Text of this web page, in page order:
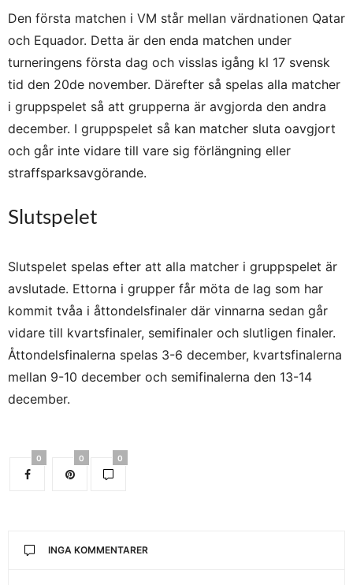
Den första matchen i VM står mellan värdnationen Qatar
och Equador. Detta är den enda matchen under
turneringens första dag och visslas igång kl 17 svensk
tid den 20de november. Därefter så spelas alla matcher
i gruppspelet så att grupperna är avgjorda den andra
december. I gruppspelet så kan matcher sluta oavgjort
och går inte vidare till vare sig förlängning eller
straffsparksavgörande.
Slutspelet
Slutspelet spelas efter att alla matcher i gruppspelet är
avslutade. Ettorna i grupper får möta de lag som har
kommit tvåa i åttondelsfinaler där vinnarna sedan går
vidare till kvartsfinaler, semifinaler och slutligen finaler.
Åttondelsfinalerna spelas 3-6 december, kvartsfinalerna
mellan 9-10 december och semifinalerna den 13-14
december.
0 0 0
INGA KOMMENTARER